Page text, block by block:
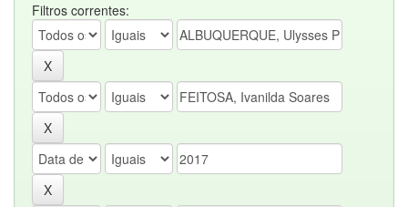
Filtros correntes: